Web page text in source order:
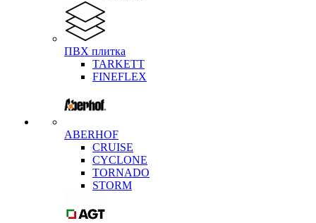
ПВХ плитка
TARKETT
FINEFLEX
ABERHOF
CRUISE
CYCLONE
TORNADO
STORM